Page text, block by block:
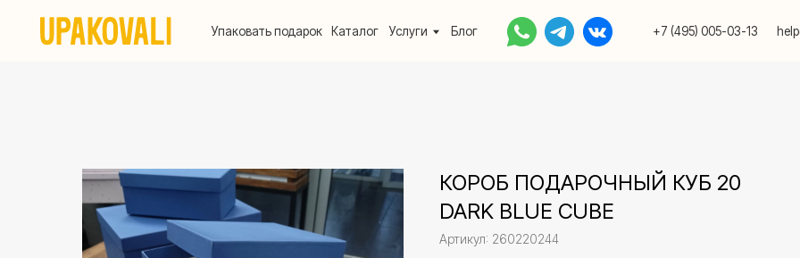
+7 (495) 005-03-13
Упаковать подарок Каталог Услуги Блог help@upakovali.online
КОРОБ ПОДАРОЧНЫЙ КУБ 20
DARK BLUE CUBE
Артикул: 260220244